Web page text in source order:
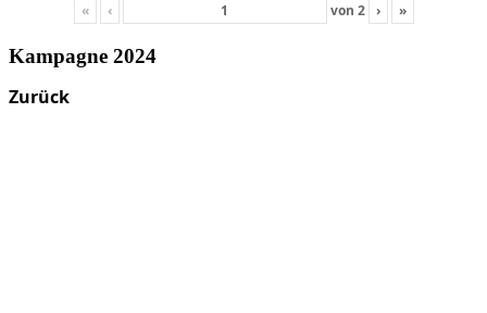
« ‹ von 2 › »
Kampagne 2024
Zurück